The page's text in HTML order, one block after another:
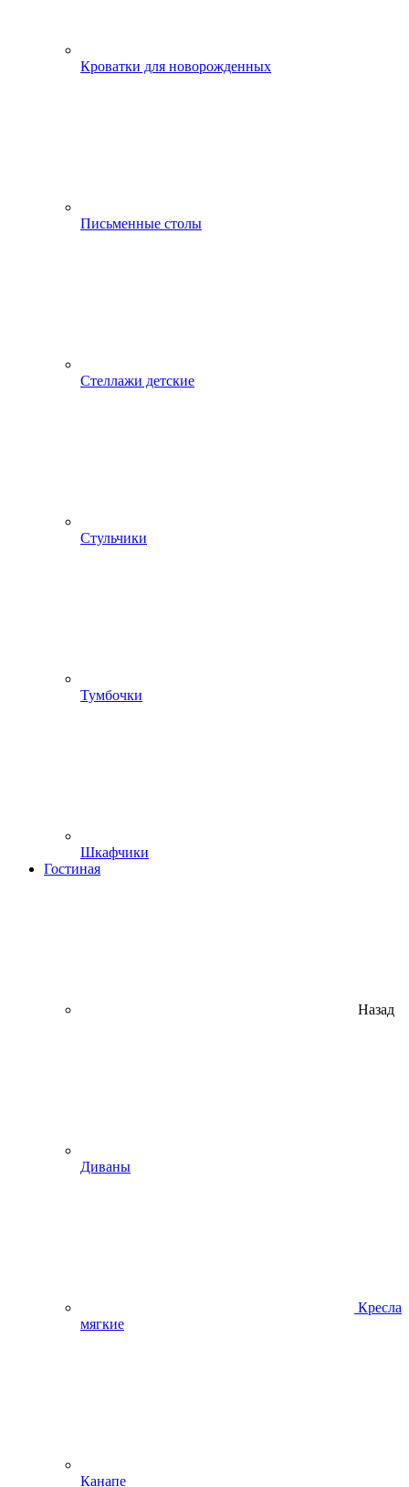
Кроватки для новорожденных
Письменные столы
Стеллажи детские
Стульчики
Тумбочки
Шкафчики
Гостиная
Назад
Диваны
Кресла
мягкие
Канапе